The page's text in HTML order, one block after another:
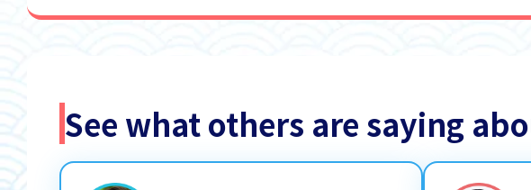
See what others are saying